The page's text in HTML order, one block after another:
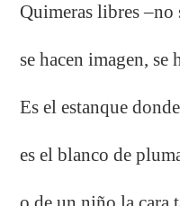
Quimeras libres –no
se hacen imagen, se
Es el estanque
es el blanco de